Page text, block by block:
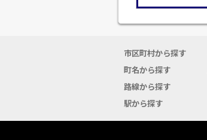
市区町村から探す
町名から探す
路線から探す
駅から探す